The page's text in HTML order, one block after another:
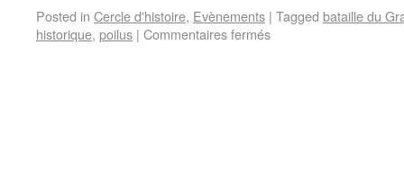
Posted in Cercle d'histoire, Evènements | Tagged bataille du
historique, poilus | Commentaires fermés